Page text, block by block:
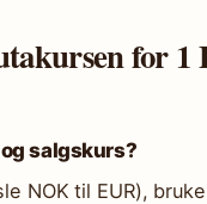
for
salgskurs?
NOK til EUR),